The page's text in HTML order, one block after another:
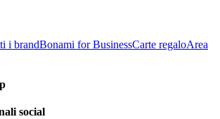
i brandBonami for BusinessCarte regaloArea
social